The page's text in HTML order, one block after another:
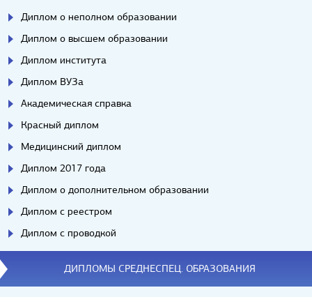
Диплом о неполном образовании
Диплом о высшем образовании
Диплом института
Диплом ВУЗа
Академическая справка
Красный диплом
Медицинский диплом
Диплом 2017 года
Диплом о дополнительном образовании
Диплом с реестром
Диплом с проводкой
ДИПЛОМЫ СРЕДНЕСПЕЦ. ОБРАЗОВАНИЯ